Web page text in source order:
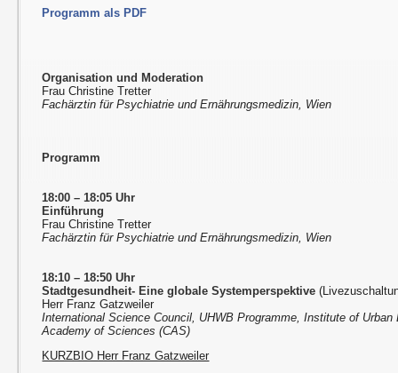
Programm als PDF
Organisation und Moderation
Frau Christine Tretter
Fachärztin für Psychiatrie und Ernährungsmedizin, Wien
Programm
18:00 – 18:05 Uhr
Einführung
Frau Christine Tretter
Fachärztin für Psychiatrie und Ernährungsmedizin, Wien
18:10 – 18:50 Uhr
Stadtgesundheit- Eine globale Systemperspektive
Herr Franz Gatzweiler
International Science Council, UHWB Programme, Institute of
Academy of Sciences (CAS)
KURZBIO Herr Franz Gatzweiler